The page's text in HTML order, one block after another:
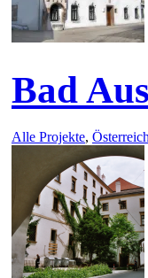
Bad
Alle Projekte, Österreich